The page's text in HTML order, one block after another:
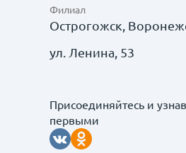
Филиал
Острогожск,
ул. Ленина, 53
Присоединяйтесь и
первыми